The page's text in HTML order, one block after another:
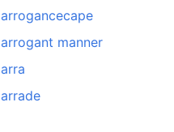
arrogancecape
arrogant manner
arra
arrade